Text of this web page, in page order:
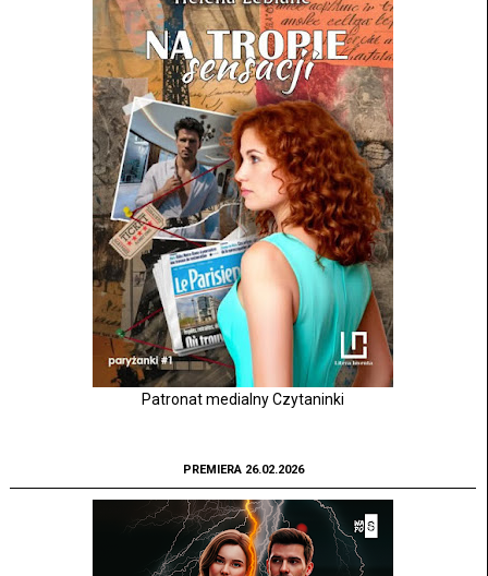
Patronat medialny Czytaninki
PREMIERA 26.02.2026